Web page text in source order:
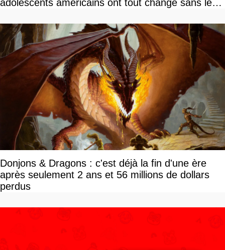
adolescents américains ont tout changé sans le
Donjons & Dragons : c'est déjà la fin d'une ère
après seulement 2 ans et 56 millions de dollars
perdus